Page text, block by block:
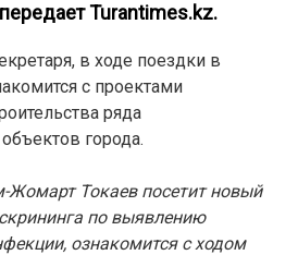
Turantimes.kz.
в ходе поездки в
с проектами
ряда
города.
Жомарт Токаев посетит новый
по выявлению
ознакомится с ходом